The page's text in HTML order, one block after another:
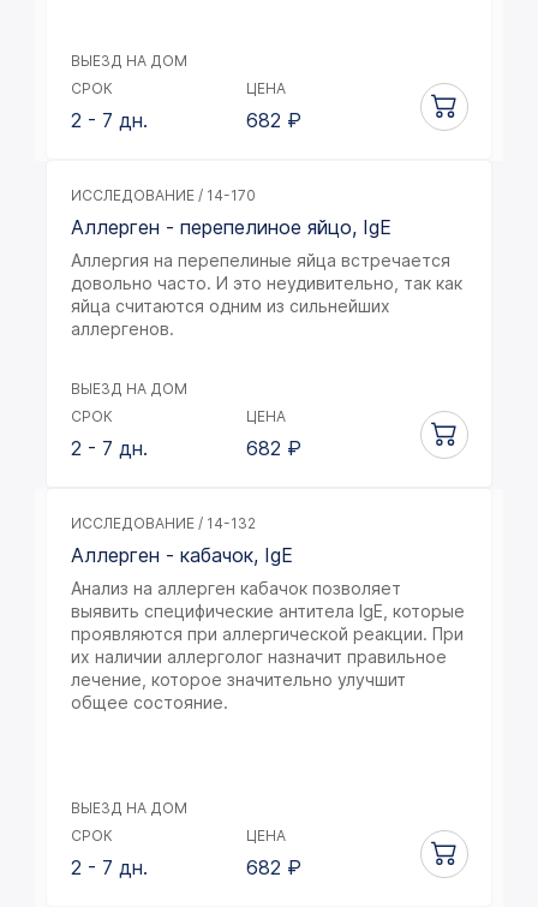
ВЫЕЗД НА ДОМ
СРОК
2 - 7 дн.
ЦЕНА
682 ₽
ИССЛЕДОВАНИЕ / 14-170
Аллерген - перепелиное яйцо, IgE
Аллергия на перепелиные яйца встречается
довольно часто. И это неудивительно, так как
яйца считаются одним из сильнейших
аллергенов.
ВЫЕЗД НА ДОМ
СРОК
2 - 7 дн.
ЦЕНА
682 ₽
ИССЛЕДОВАНИЕ / 14-132
Аллерген - кабачок, IgE
Анализ на аллерген кабачок позволяет
выявить специфические антитела IgE, которые
проявляются при аллергической реакции. При
их наличии аллерголог назначит правильное
лечение, которое значительно улучшит
общее состояние.
ВЫЕЗД НА ДОМ
СРОК
2 - 7 дн.
ЦЕНА
682 ₽